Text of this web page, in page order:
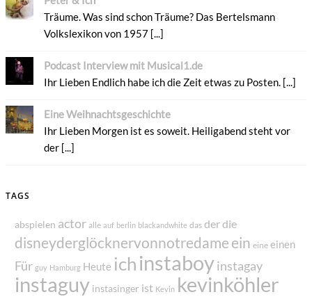
Träume. Was sind schon Träume? Das Bertelsmann
Volkslexikon von 1957 [...]
Podcast Interview mit Musical1.de
Ihr Lieben Endlich habe ich die Zeit etwas zu Posten. [...]
Eine Weihnachtsgeschichte
Ihr Lieben Morgen ist es soweit. Heiligabend steht vor
der [...]
TAGS
abspielen actor alle auf berlin blackandwhite das derdie
disneyderglöcknervonnotredame ein eine einen
Für guy Hamburg Heute ichinstaboy instagay
instaguy instasinger ist Kevin kevinköhler